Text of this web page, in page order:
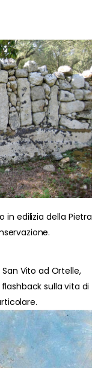
in edilizia della Pietra
Vito ad Ortelle,
sulla vita di